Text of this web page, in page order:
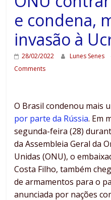
e condena,
invasão à
28/02/2022 Lunes Senes
Comments
O Brasil condenou mais
por parte da Rússia. Em
segunda-feira (28)
da Assembleia Geral da
Unidas (ONU), o
Costa Filho, também
de armamentos para o
anunciada por nações